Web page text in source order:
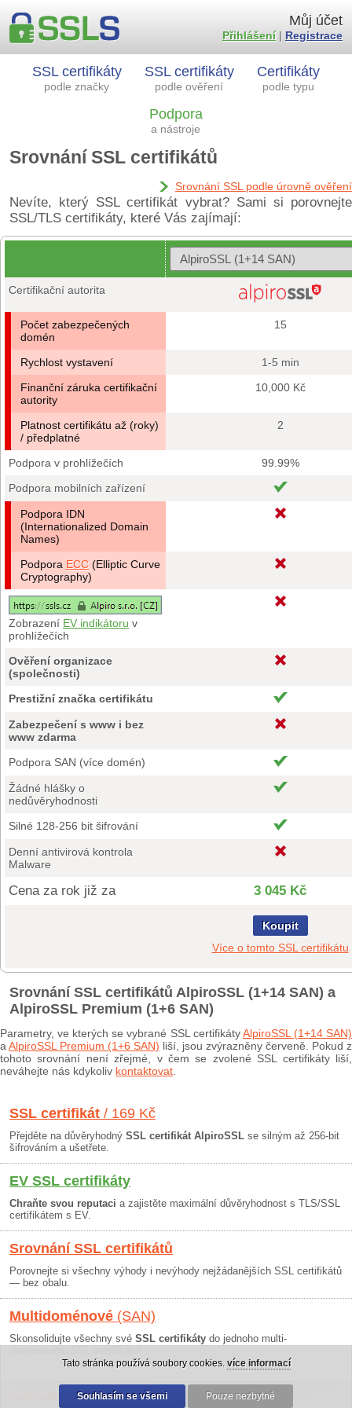
SSL certifikáty
podle značky
SSL certifikáty
podle ověření
Certifikáty
podle typu
Podpora
a nástroje
Můj účet
Přihlášení| Registrace
Srovnání SSL certifikátů
Srovnání SSL podle úrovně ověření
Nevíte, který SSL certifikát vybrat? Sami si porovnejte
SSL/TLS certifikáty, které Vás zajímají:
Certifikační autorita
Počet zabezpečených
domén
15
Rychlost vystavení
1-5 min
Finanční záruka certifikační
autority
10,000 Kč
Platnost certifikátu až (roky)
/ předplatné
2
Podpora v prohlížečích
99.99%
Podpora mobilních zařízení
Podpora IDN
(Internationalized Domain
Names)
Podpora ECC (Elliptic Curve
Cryptography)
Zobrazení EV indikátoru v
prohlížečích
Ověření organizace
(společnosti)
Prestižní značka certifikátu
Zabezpečení s www i bez
www zdarma
Podpora SAN (více domén)
Žádné hlášky o
nedůvěryhodnosti
Silné 128-256 bit šifrování
Denní antivirová kontrola
Malware
Cena za rok již za 3 045 Kč
Koupit
Více o tomto SSL certifikátu
Srovnání SSL certifikátů AlpiroSSL (1+14 SAN) a
AlpiroSSL Premium (1+6 SAN)
Parametry, ve kterých se vybrané SSL certifikátyAlpiroSSL (1+14 SAN)
a AlpiroSSL Premium (1+6 SAN) liší, jsou zvýrazněny červeně. Pokud z
tohoto srovnání není zřejmé, v čem se zvolené SSL certifikáty liší,
neváhejte nás kdykoliv kontaktovat
SSL certifikát / 169 Kč
Přejděte na důvěryhodný SSL certifikát AlpiroSSL se silným až 256-bit
šifrováním a ušetřete.
EV SSL certifikáty
Chraňte svou reputaci a zajistěte maximální důvěryhodnost s TLS/SSL
certifikátem s EV.
Srovnání SSL certifikátů
Porovnejte si všechny výhody i nevýhody nejžádanějších SSL certifikátů
— bez obalu.
Multidoménové (SAN)
Skonsolidujte všechny své SSL certifikáty do jednoho multi-
Obchodní podmínky|30 dní záruka
Tato stránka používá soubory cookies. více informací
Souhlasím se všemi Pouze nezbytné